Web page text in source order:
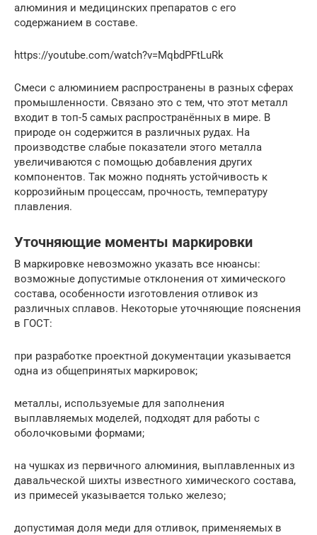
алюминия и медицинских препаратов с его
содержанием в составе.
https://youtube.com/watch?v=MqbdPFtLuRk
Смеси с алюминием распространены в разных сферах
промышленности. Связано это с тем, что этот металл
входит в топ-5 самых распространённых в мире. В
природе он содержится в различных рудах. На
производстве слабые показатели этого металла
увеличиваются с помощью добавления других
компонентов. Так можно поднять устойчивость к
коррозийным процессам, прочность, температуру
плавления.
Уточняющие моменты маркировки
В маркировке невозможно указать все нюансы:
возможные допустимые отклонения от химического
состава, особенности изготовления отливок из
различных сплавов. Некоторые уточняющие пояснения
в ГОСТ:
при разработке проектной документации указывается
одна из общепринятых маркировок;
металлы, используемые для заполнения
выплавляемых моделей, подходят для работы с
оболочковыми формами;
на чушках из первичного алюминия, выплавленных из
давальческой шихты известного химического состава,
из примесей указывается только железо;
допустимая доля меди для отливок, применяемых в